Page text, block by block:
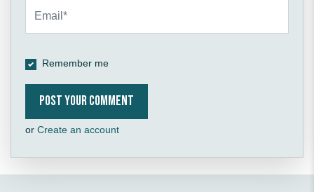
Remember me
or Create an account